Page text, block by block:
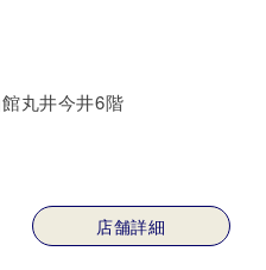
丸井今井6階
店舗詳細